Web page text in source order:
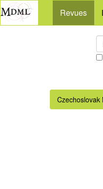
Revues
Czechoslovak